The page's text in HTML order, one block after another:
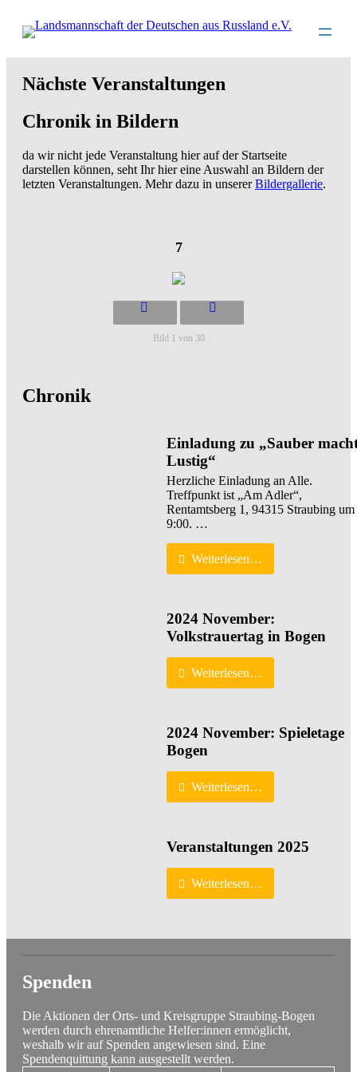
zum
Inhalt
wechseln
Nächste Veranstaltungen
Chronik in Bildern
da wir nicht jede Veranstaltung hier auf der Startseite
darstellen können, seht Ihr hier eine Auswahl an Bildern der
letzten Veranstaltungen. Mehr dazu in unsererBildergallerie.
7
Bild 1 von 30
Chronik
Einladung zu „Sauber
Lustig“
Herzliche Einladung an Alle.
Treffpunkt ist „Am Adler“,
Rentamtsberg 1, 94315 Straubing um
9:00. …
Weiterlesen…
2024 November:
Volkstrauertag in Bogen
Weiterlesen…
2024 November: Spieletage
Bogen
Weiterlesen…
Veranstaltungen 2025
Weiterlesen…
Spenden
Die Aktionen der Orts- und Kreisgruppe Straubing-Bogen
werden durch ehrenamtliche Helfer:innen ermöglicht,
weshalb wir auf Spenden angewiesen sind. Eine
Spendenquittung kann ausgestellt werden.